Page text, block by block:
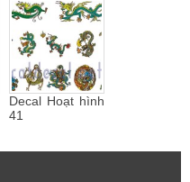
Decal Hoạt hình
41